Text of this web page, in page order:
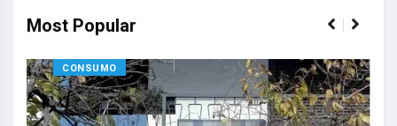
Most Popular
CONSUMO